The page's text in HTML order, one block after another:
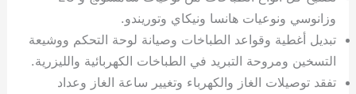
وزانوسي ونوعيات هانسا ونيكاي وتوريندو.
تبديل أغطية وقواعد الطباخات وصيانة لوحة التحكم ووشيعة
التسخين ومروحة التبريد في الطباخات الكهربائية والليزرية.
تفقد توصيلات الغاز والكهرباء وتغيير ساعة الغاز وعداد